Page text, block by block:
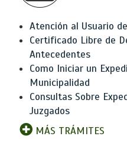
Atención al Usuario
Certificado Libre de
Antecedentes
Como Iniciar un
Municipalidad
Consultas Sobre
Juzgados
MÁS TRÁMITES